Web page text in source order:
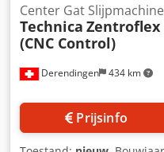
Derendingen 434 km
Center Gat Slijpmachine
Technica Zentroflex
(CNC Control)
Prijsinfo